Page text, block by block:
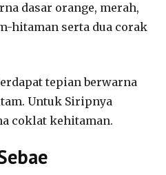
dasar orange, merah,
hitaman serta dua corak
tepian berwarna
Untuk Siripnya
coklat kehitaman.